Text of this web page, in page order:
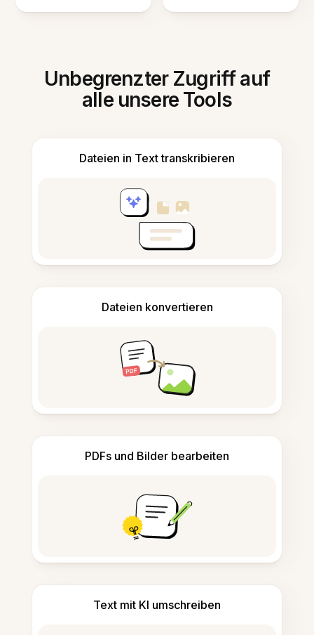
Unbegrenzter Zugriff auf
alle unsere Tools
Dateien in Text transkribieren
Dateien konvertieren
PDFs und Bilder bearbeiten
Text mit KI umschreiben